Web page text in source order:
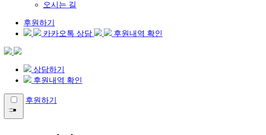
오시는 길
후원하기
카카오톡 상담
후원내역 확인
상담하기
후원내역 확인
후원하기